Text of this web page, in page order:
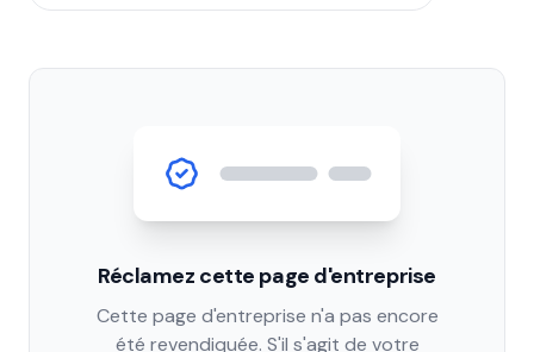
Réclamez cette page d'entreprise
Cette page d'entreprise n'a pas encore
été revendiquée. S'il s'agit de votre